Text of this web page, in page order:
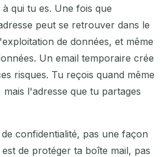
QR
Rafraîchir
qui tu es. Une fois que
peut se retrouver dans le
de données, et même
Un email temporaire crée
risques. Tu reçois quand même
l'adresse que tu partages
confidentialité, pas une façon
de protéger ta boîte mail, pas